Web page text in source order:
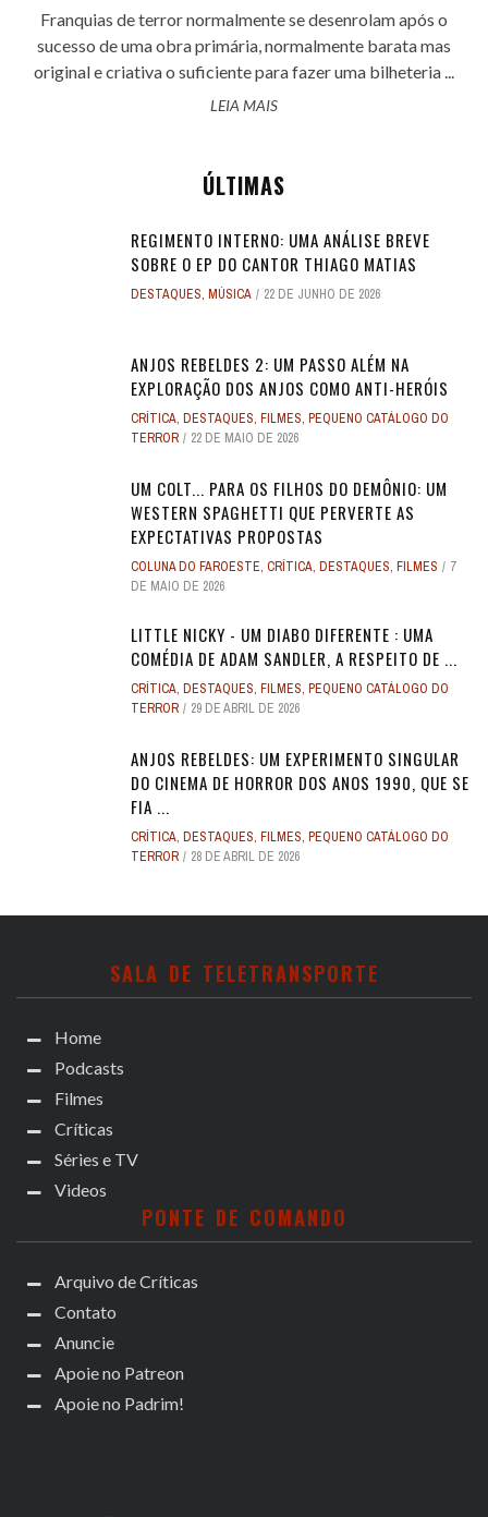
Franquias de terror normalmente se desenrolam após o
sucesso de uma obra primária, normalmente barata mas
original e criativa o suficiente para fazer uma bilheteria ...
LEIA MAIS
ÚLTIMAS
REGIMENTO INTERNO: UMA ANÁLISE BREVE
SOBRE O EP DO CANTOR THIAGO MATIAS
DESTAQUES, MÚSICA 22 DE JUNHO DE 2026
ANJOS REBELDES 2: UM PASSO ALÉM NA
EXPLORAÇÃO DOS ANJOS COMO ANTI-HERÓIS
CRÍTICA, DESTAQUES, FILMES, PEQUENO CATÁLOGO DO
TERROR
22 DE MAIO DE 2026
UM COLT... PARA OS FILHOS DO DEMÔNIO: UM
WESTERN SPAGHETTI QUE PERVERTE AS
EXPECTATIVAS PROPOSTAS
COLUNA DO FAROESTE, CRÍTICA, DESTAQUES, FILMES
7
DE MAIO DE 2026
LITTLE NICKY - UM DIABO DIFERENTE : UMA
COMÉDIA DE ADAM SANDLER, A RESPEITO DE ...
CRÍTICA, DESTAQUES, FILMES, PEQUENO CATÁLOGO DO
TERROR
29 DE ABRIL DE 2026
ANJOS REBELDES: UM EXPERIMENTO SINGULAR
DO CINEMA DE HORROR DOS ANOS 1990, QUE SE
FIA ...
CRÍTICA, DESTAQUES, FILMES, PEQUENO CATÁLOGO DO
TERROR
28 DE ABRIL DE 2026
SALA DE TELETRANSPORTE
Home
Podcasts
Filmes
Críticas
Séries e TV
Videos
PONTE DE COMANDO
Arquivo de Críticas
Contato
Anuncie
Apoie no Patreon
Apoie no Padrim!